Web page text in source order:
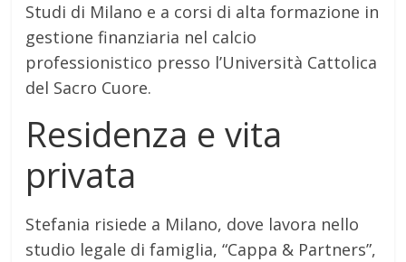
Studi di Milano e a corsi di alta formazione in
gestione finanziaria nel calcio
professionistico presso l’Università Cattolica
del Sacro Cuore.
Residenza e vita
privata
Stefania risiede a Milano, dove lavora nello
studio legale di famiglia, “Cappa & Partners”,